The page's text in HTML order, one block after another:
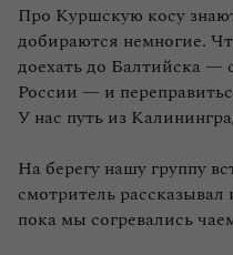
Про Куршскую косу
добираются немногие.
доехать до Балтийска —
России — и
У нас путь из
На берегу нашу группу
смотритель
пока мы согревались